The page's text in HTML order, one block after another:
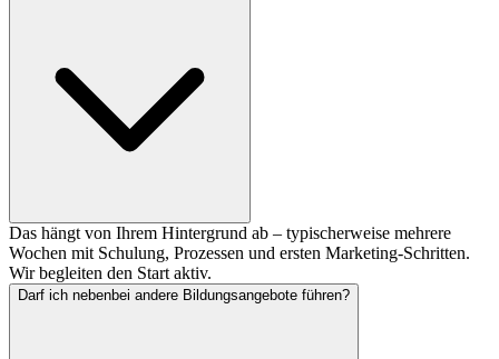
Das hängt von Ihrem Hintergrund ab – typischerweise mehrere
Wochen mit Schulung, Prozessen und ersten Marketing-Schritten.
Wir begleiten den Start aktiv.
Darf ich nebenbei andere Bildungsangebote führen?